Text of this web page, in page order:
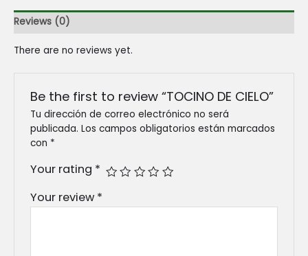
Reviews (0)
There are no reviews yet.
Be the first to review “TOCINO DE CIELO”
Tu dirección de correo electrónico no será
publicada. Los campos obligatorios están marcados
con *
Your rating *
Your review *